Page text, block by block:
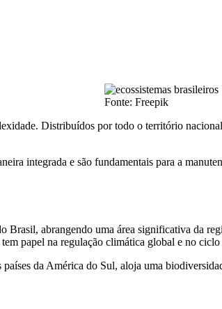
Fonte: Freepik
Distribuídos por todo o território
integrada e são fundamentais para a
Brasil, abrangendo uma área significativa da
papel na regulação climática global e no
da América do Sul, aloja uma